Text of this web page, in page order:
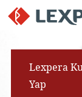
Lexpera
Yap